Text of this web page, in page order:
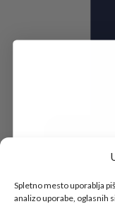
Spletno mesto uporablja
analizo uporabe, oglasnih